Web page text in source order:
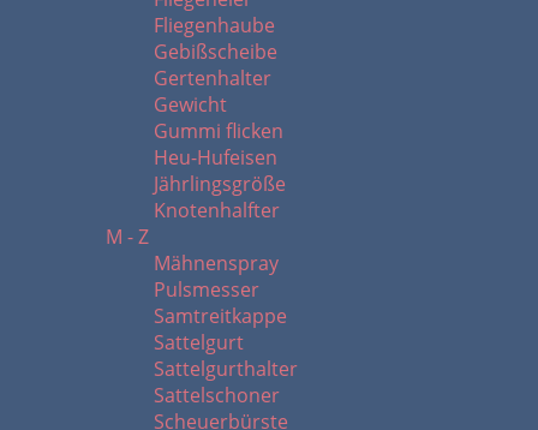
Fliegenhaube
Gebißscheibe
Gertenhalter
Gewicht
Gummi flicken
Heu-Hufeisen
Jährlingsgröße
Knotenhalfter
M - Z
Mähnenspray
Pulsmesser
Samtreitkappe
Sattelgurt
Sattelgurthalter
Sattelschoner
Scheuerbürste